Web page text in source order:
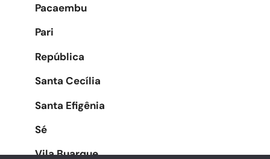
Pacaembu
Pari
República
Santa Cecília
Santa Efigênia
Sé
Vila Buarque